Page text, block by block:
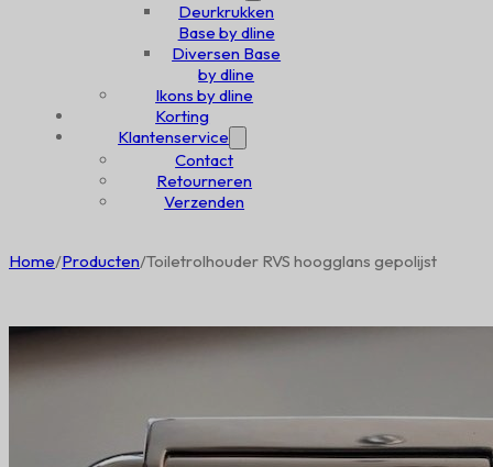
Deurkrukken
Base by dline
Diversen Base
by dline
Ikons by dline
Korting
Klantenservice
Contact
Retourneren
Verzenden
Home/Producten/Toiletrolhouder RVS hoogglans gepolijst